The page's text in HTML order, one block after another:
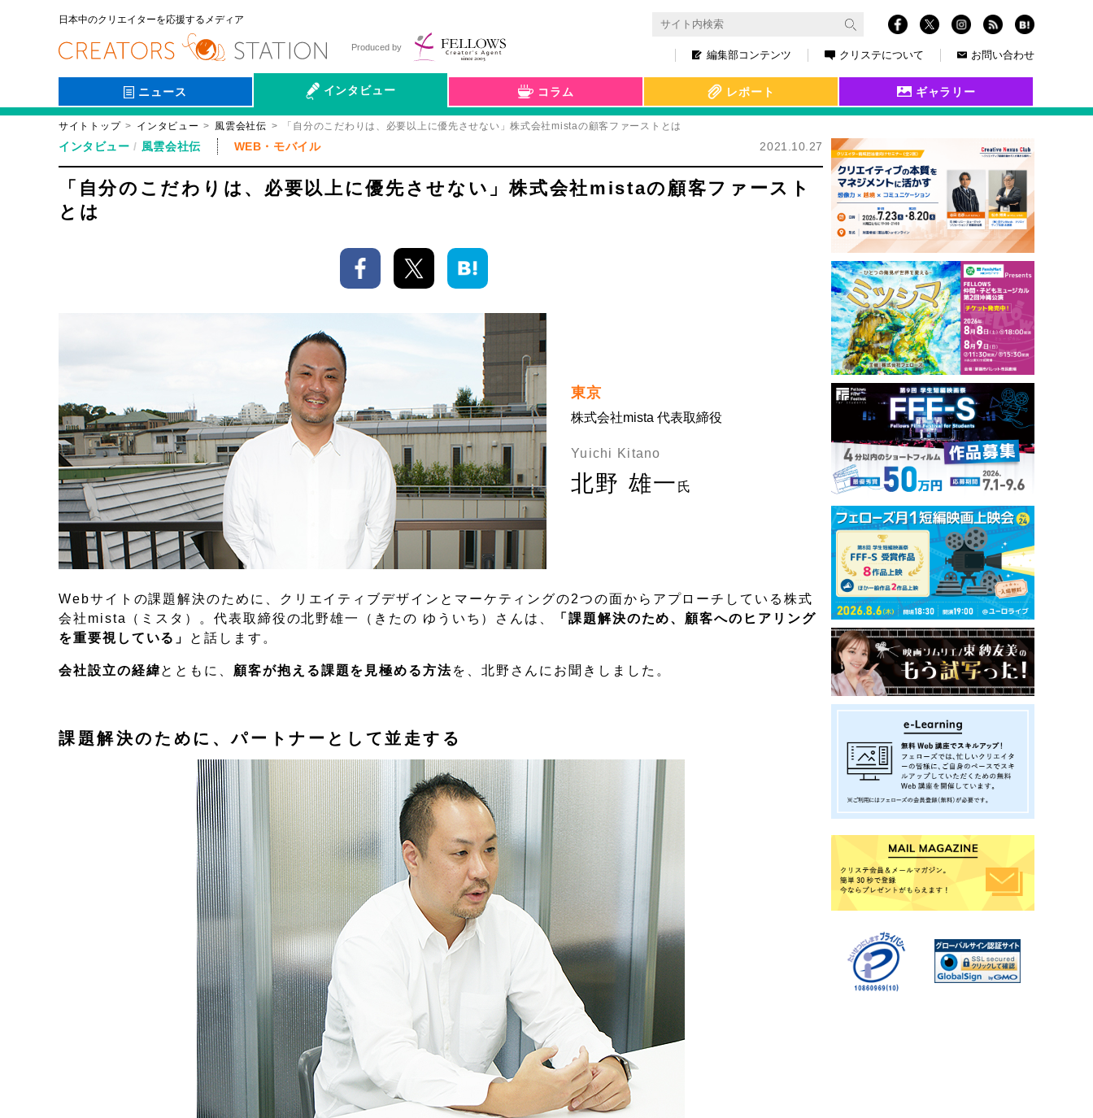
日本中のクリエイターを応援するメディア
編集部コンテンツ クリステについて お問い合わせ
Produced by
ニュース インタビュー
会社伝
コラム レポート ギャラリー
サイトトップ インタビュー 風雲会社伝 「自分のこだわりは、必要以上に優先させない」株式会社mistaの顧客ファーストとは
インタビュー 風雲会社伝 WEB・モバイル 2021.10.27
「自分のこだわりは、必要以上に優先させない」株式会社mistaの顧客ファースト
とは
東京
株式会社mista 代表取締役
Yuichi Kitano
北野 雄一 氏
Webサイトの課題解決のために、クリエイティブデザインとマーケティングの2つの面からアプローチしている株式
会社mista（ミスタ）。代表取締役の北野雄一（きたの ゆういち）さんは、
「課題解決のため、顧客へのヒアリング
を重要視している」
と話します。
会社設立の経緯とともに、 顧客が抱える課題を見極める方法を、北野さんにお聞きしました。
課題解決のために、パートナーとして並走する